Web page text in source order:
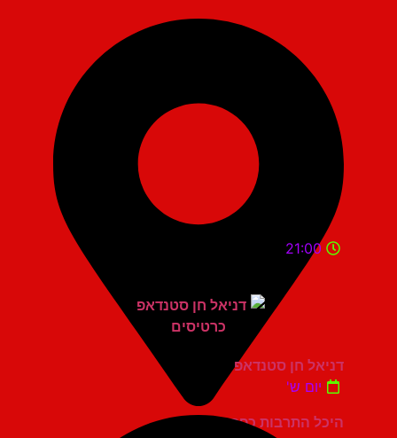
היכל התרבות כפר סבא
21:00
דניאל חן סטנדאפ
יום ש'